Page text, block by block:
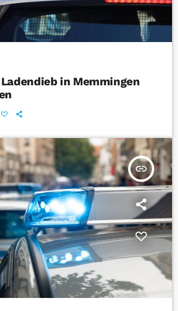
in Memmingen
insert_link